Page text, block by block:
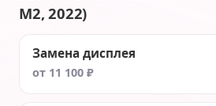
M2, 2022)
Замена дисплея
от 11 100 ₽